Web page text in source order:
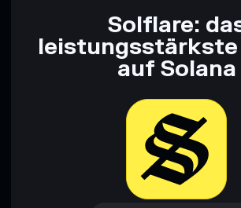
Solflare:
auf Solana
Jetzt herunterladen